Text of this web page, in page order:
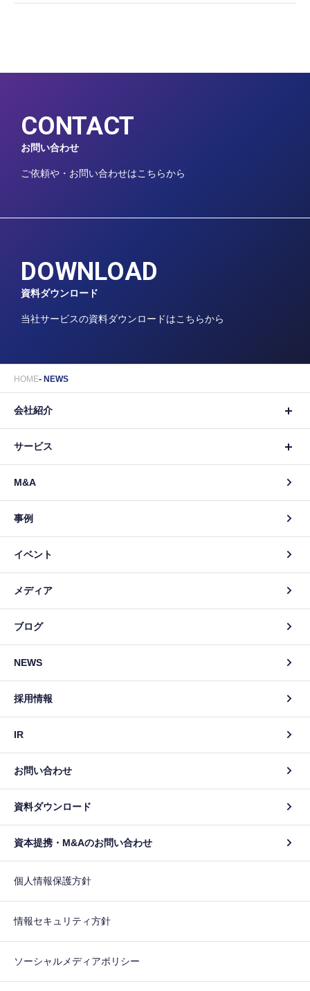
CONTACT
お問い合わせ
ご依頼や・お問い合わせはこちらから
DOWNLOAD
資料ダウンロード
当社サービスの資料ダウンロードはこちらから
HOME NEWS
会社紹介
サービス
M&A
事例
イベント
メディア
ブログ
NEWS
採用情報
IR
お問い合わせ
資料ダウンロード
資本提携・M&Aのお問い合わせ
個人情報保護方針
情報セキュリティ方針
ソーシャルメディアポリシー